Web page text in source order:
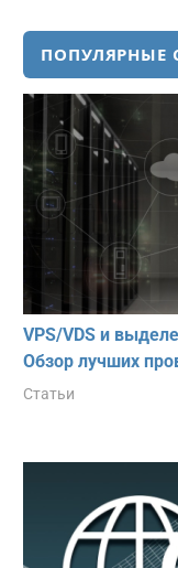
ПОПУЛЯРНЫЕ
VPS/VDS и
Обзор лучших
Статьи